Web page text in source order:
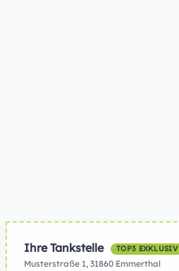
Ihre Tankstelle TOP3 EXKLUSIV
Musterstraße 1, 31860 Emmerthal